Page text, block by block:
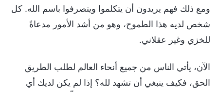
ومع ذلك فهم يريدون أن يتكلموا ويتصرفوا باسم الله. كل
شخص لديه هذا الطموح، وهو من أشد الأمور مدعاةً
للخزي وغير عقلاني.
الآن، يأتي الناس من جميع أنحاء العالم لطلب الطريق
الحق، فكيف ينبغي أن تشهد لله؟ إذا لم يكن لديك أي